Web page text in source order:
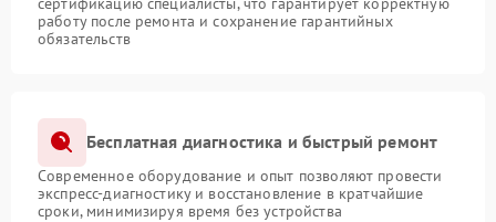
работу после ремонта и сохранение гарантийных
обязательств
Бесплатная диагностика и быстрый ремонт
Современное оборудование и опыт позволяют провести
экспресс-диагностику и восстановление в кратчайшие
сроки, минимизируя время без устройства